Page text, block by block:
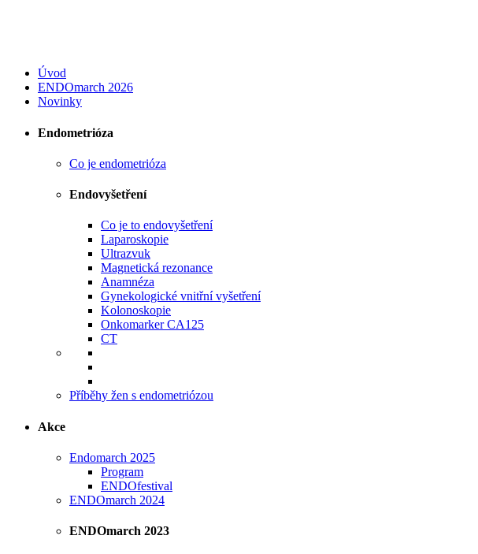
Úvod
ENDOmarch 2026
Novinky
Endometrióza
Co je endometrióza
Endovyšetření
Co je to endovyšetření
Laparoskopie
Ultrazvuk
Magnetická rezonance
Anamnéza
Gynekologické vnitřní vyšetření
Kolonoskopie
Onkomarker CA125
CT
Příběhy žen s endometriózou
Akce
Endomarch 2025
Program
ENDOfestival
ENDOmarch 2024
ENDOmarch 2023